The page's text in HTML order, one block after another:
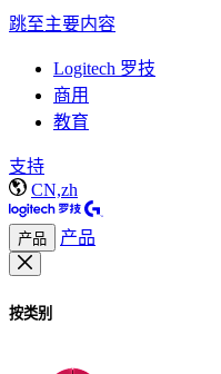
跳至主要内容
Logitech 罗技
商用
教育
支持
CN,zh
产品 产品
按类别